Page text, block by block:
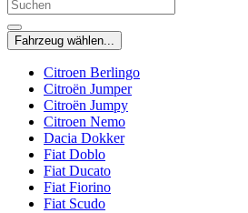
Fahrzeug wählen...
Citroen Berlingo
Citroën Jumper
Citroën Jumpy
Citroen Nemo
Dacia Dokker
Fiat Doblo
Fiat Ducato
Fiat Fiorino
Fiat Scudo